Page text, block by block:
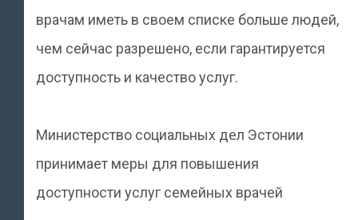
врачам иметь в своем списке больше людей,
чем сейчас разрешено, если гарантируется
доступность и качество услуг.
Министерство социальных дел Эстонии
принимает меры для повышения
доступности услуг семейных врачей